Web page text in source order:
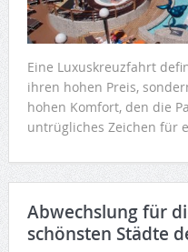
Eine Luxuskreuzfahrt
ihren hohen Preis,
hohen Komfort, den die
untrügliches Zeichen für
Abwechslung für
schönsten Städte